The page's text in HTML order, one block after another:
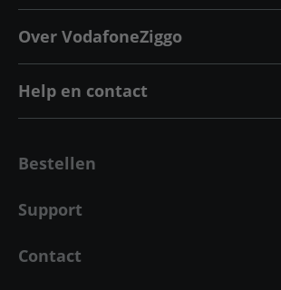
Over VodafoneZiggo
Help en contact
Bestellen
Support
Contact